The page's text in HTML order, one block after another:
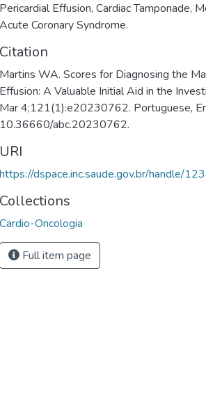
Pericardial Effusion, Cardiac Tamponade,
Acute Coronary Syndrome.
Citation
Martins WA. Scores for Diagnosing the
Effusion: A Valuable Initial Aid in the
Mar 4;121(1):e20230762. Portuguese,
10.36660/abc.20230762.
URI
https://dspace.inc.saude.gov.br/handle/
Collections
Cardio-Oncologia
Full item page